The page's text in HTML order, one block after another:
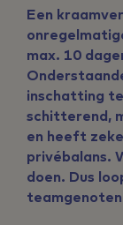
Een
max. 10
inschatting
schitterend,
en heeft
privébalans.
doen. Dus